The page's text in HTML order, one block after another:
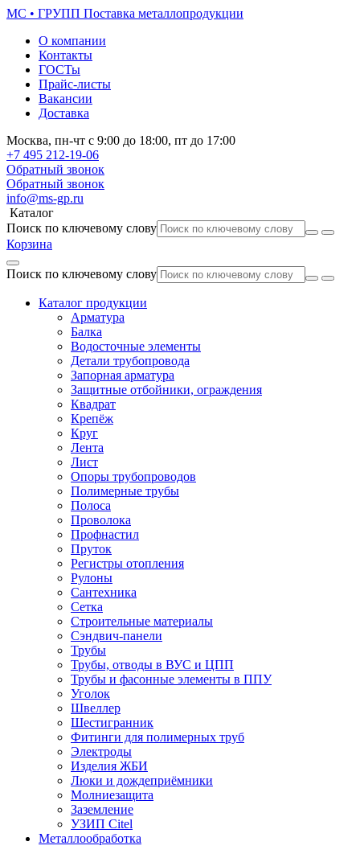
МС • ГРУПП Поставка металлопродукции
О компании
Контакты
ГОСТы
Прайс-листы
Вакансии
Доставка
Москва, пн-чт с 9:00 до 18:00, пт до 17:00
+7 495 212-19-06
Обратный звонок
Обратный звонок
info@ms-gp.ru
Каталог
Поиск по ключевому слову
Корзина
Поиск по ключевому слову
Каталог продукции
Арматура
Балка
Водосточные элементы
Детали трубопровода
Запорная арматура
Защитные отбойники, ограждения
Квадрат
Крепёж
Круг
Лента
Лист
Опоры трубопроводов
Полимерные трубы
Полоса
Проволока
Профнастил
Пруток
Регистры отопления
Рулоны
Сантехника
Сетка
Строительные материалы
Сэндвич-панели
Трубы
Трубы, отводы в ВУС и ЦПП
Трубы и фасонные элементы в ППУ
Уголок
Швеллер
Шестигранник
Фитинги для полимерных труб
Электроды
Изделия ЖБИ
Люки и дождеприёмники
Молниезащита
Заземление
УЗИП Citel
Металлообработка